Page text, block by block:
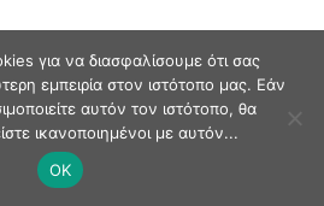
για να διασφαλίσουμε ότι σας
εμπειρία στον ιστότοπο μας. Εάν
αυτόν τον ιστότοπο, θα
ικανοποιημένοι με αυτόν...
OK